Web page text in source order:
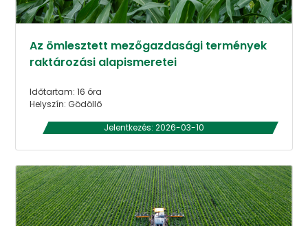
Az ömlesztett mezőgazdasági termények
raktározási alapismeretei
Időtartam: 16 óra
Helyszín: Gödöllő
Jelentkezés: 2026-03-10